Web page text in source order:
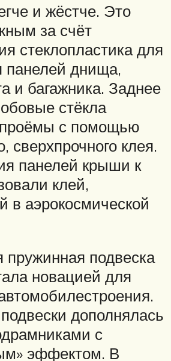
и жёстче. Это
за счёт
стеклопластика для
панелей днища,
и багажника. Заднее
стёкла
с помощью
сверхпрочного клея.
панелей крыши к
клей,
в аэрокосмической
пружинная подвеска
новацией для
дополнялась
с
эффектом. В